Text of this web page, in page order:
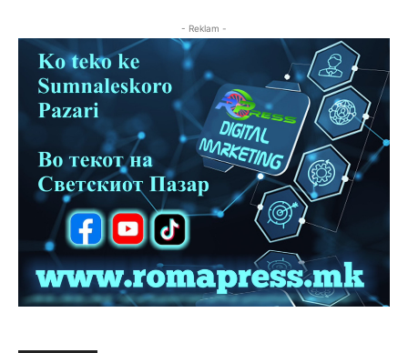
- Reklam -